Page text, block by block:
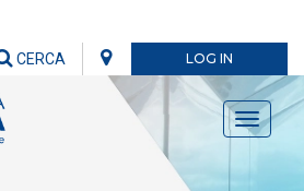
LOG IN
CERCA
Toggle